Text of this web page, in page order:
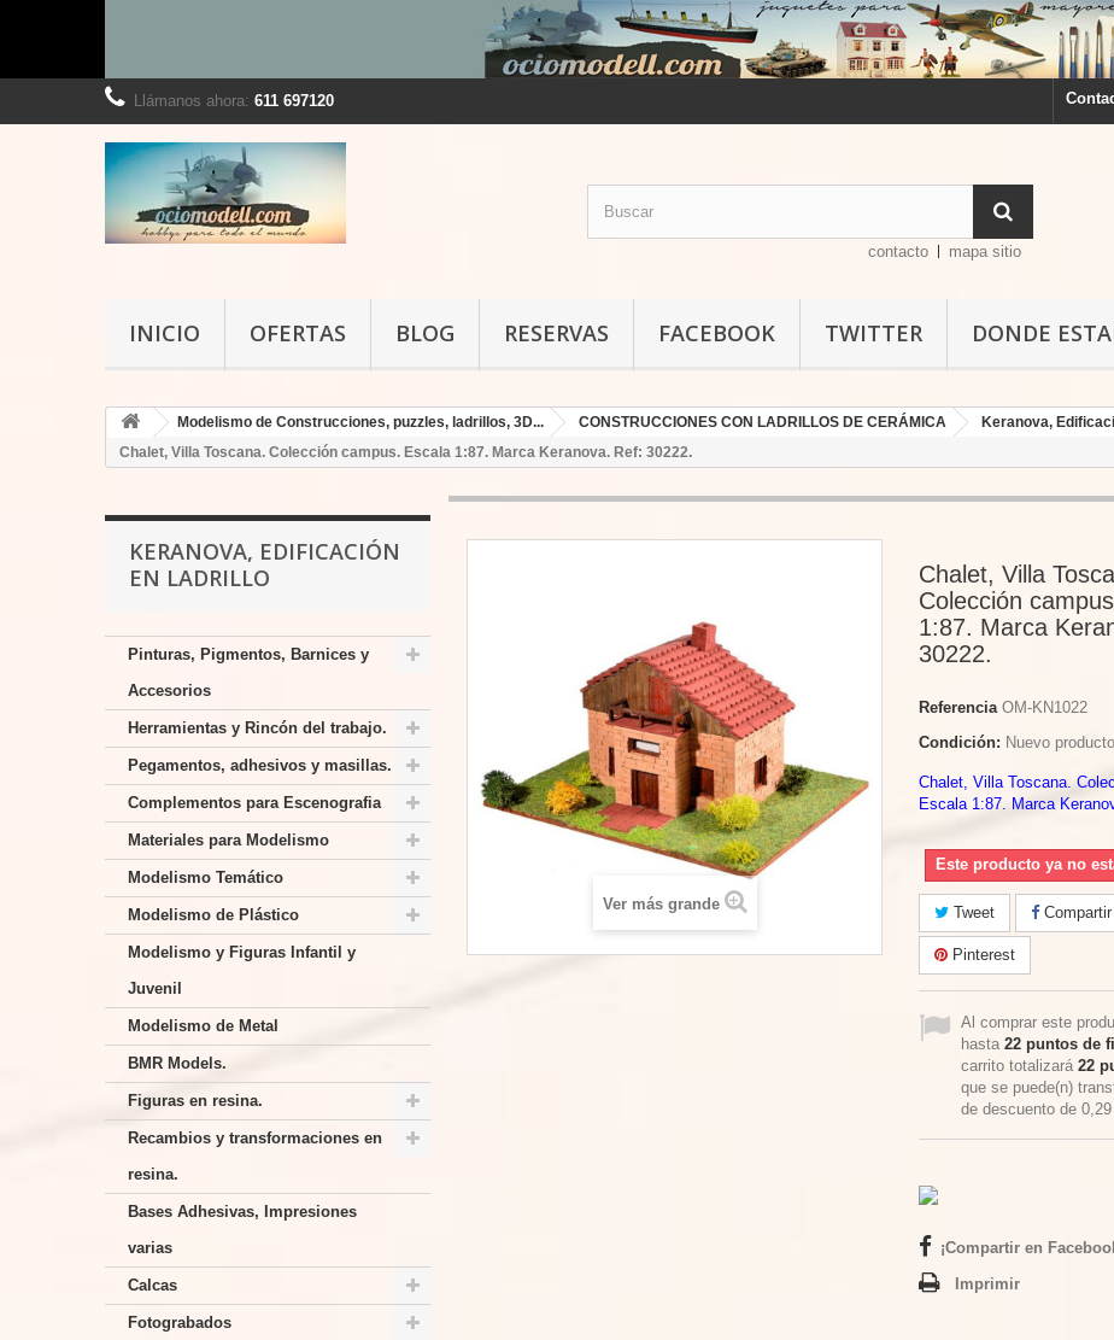
Llámanos ahora: 611 697120
contacto mapa sitio
INICIO OFERTAS BLOG RESERVAS FACEBOOK TWITTER DONDE
Modelismo de Construcciones, puzzles, ladrillos, 3D... CONSTRUCCIONES CON LADRILLOS DE CERÁMICA Keranova,
Chalet, Villa Toscana. Colección campus. Escala 1:87. Marca Keranova. Ref: 30222.
KERANOVA, EDIFICACIÓN
EN LADRILLO
Pinturas, Pigmentos, Barnices y
Accesorios
Herramientas y Rincón del trabajo.
Pegamentos, adhesivos y masillas.
Complementos para Escenografia
Materiales para Modelismo
Modelismo Temático
Modelismo de Plástico
Modelismo y Figuras Infantil y
Juvenil
Modelismo de Metal
BMR Models.
Figuras en resina.
Recambios y transformaciones en
resina.
Bases Adhesivas, Impresiones
varias
Calcas
Fotograbados
Ver más grande
Chalet, Villa
Colección
1:87. Marca
30222.
Referencia OM-KN1022
Condición: Nuevo producto
Chalet, Villa Toscana.
Escala 1:87. Marca
Este producto ya no
Tweet Compartir
Pinterest
Al comprar este
hasta 22 puntos de
carrito totalizará 22
que se puede(n)
de descuento de
¡Compartir en
Imprimir